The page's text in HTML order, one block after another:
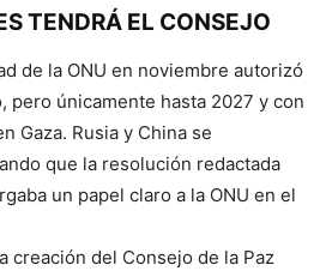
TENDRÁ EL CONSEJO
de la ONU en noviembre autorizó
pero únicamente hasta 2027 y con
Gaza. Rusia y China se
que la resolución redactada
un papel claro a la ONU en el
creación del Consejo de la Paz